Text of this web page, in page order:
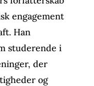
engagement
Han
studerende i
der
og